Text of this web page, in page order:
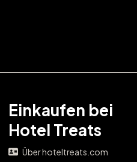
Einkaufen bei
Hotel Treats
Über hoteltreats.com